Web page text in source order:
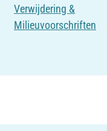
Verwijdering &
Milieuvoorschriften